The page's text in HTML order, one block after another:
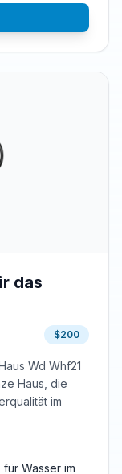
das
$200
Wd Whf21
Haus, die
im
Wasser im